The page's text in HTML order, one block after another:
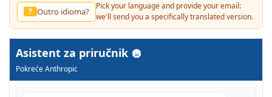
? Outro idioma?
Pick your language and provide your email:
we'll send you a specifically translated version.
Asistent za priručnik
Pokreće Anthropic